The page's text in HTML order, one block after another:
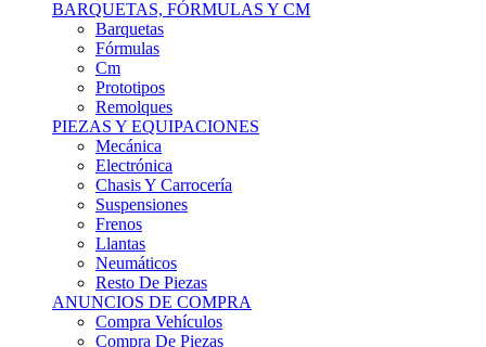
Fórmulas
Cm
Prototipos
Remolques
PIEZAS Y EQUIPACIONES
Mecánica
Electrónica
Chasis Y Carrocería
Suspensiones
Frenos
Llantas
Neumáticos
Resto De Piezas
ANUNCIOS DE COMPRA
Compra Vehículos
Compra De Piezas
CARCROSS Y FÓRMULAS